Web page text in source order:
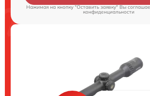
Нажимая на кнопку "Оставить заявку" Вы
конфиденциальности